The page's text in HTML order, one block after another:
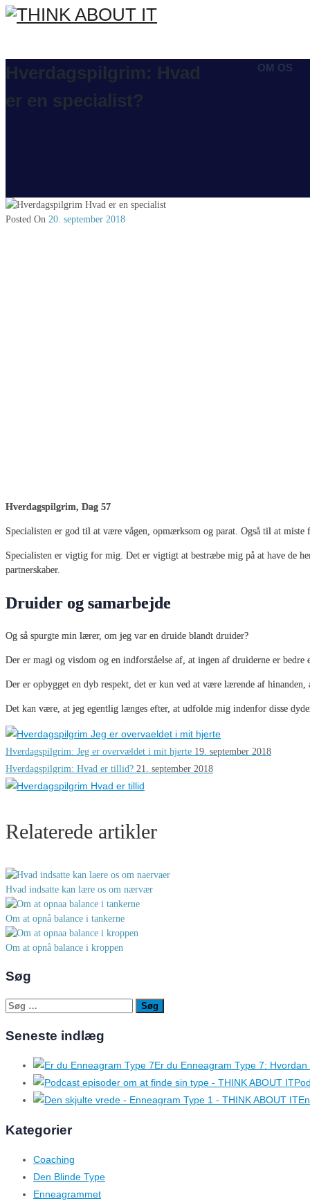
OM OS
Hverdagspilgrim: Hvad
er en specialist?
Posted On 20. september 2018
Hverdagspilgrim, Dag 57
Specialisten er god til at være vågen, opmærksom og parat. Også til at
Specialisten er vigtig for mig. Det er vigtigt at bestræbe mig på at have de
partnerskaber.
Druider og samarbejde
Og så spurgte min lærer, om jeg var en druide blandt druider?
Der er magi og visdom og en indforståelse af, at ingen af druiderne er bedre
Der er opbygget en dyb respekt, det er kun ved at være lærende af hinanden,
Det kan være, at jeg egentlig længes efter, at udfolde mig indenfor disse
Hverdagspilgrim: Jeg er overvældet i mit hjerte 19. september 2018
Hverdagspilgrim: Hvad er tillid? 21. september 2018
Relaterede artikler
Hvad indsatte kan lære os om nærvær
Om at opnå balance i tankerne
Om at opnå balance i kroppen
Søg
Søg
Seneste indlæg
Er du Enneagram Type 7:
Kategorier
Coaching
Den Blinde Type
Enneagrammet